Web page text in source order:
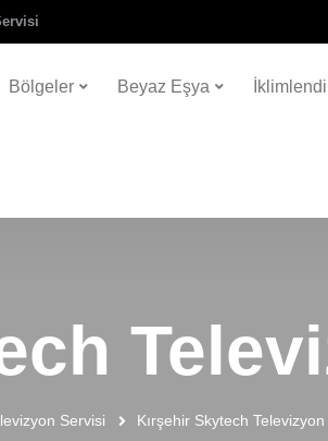
Bölgeler Beyaz Eşya
Servisi Kırşehir Skytech